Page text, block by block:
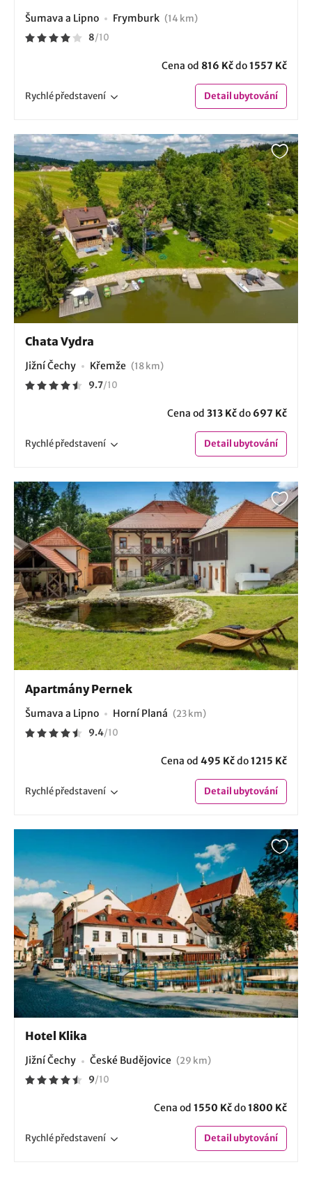
Šumava a Lipno Frymburk (14 km)
8/10
Cena od 816 Kčdo1557 Kč
Rychlépředstavení Detailubytování
Chata Vydra
Jižní Čechy Křemže (18 km)
9.7/10
Cena od 313 Kčdo 697 Kč
Rychlépředstavení Detailubytování
Apartmány Pernek
Šumava a Lipno Horní Planá (23 km)
9.4/10
Cena od 495 Kčdo1215 Kč
Rychlépředstavení Detailubytování
Hotel Klika
Jižní Čechy České Budějovice (29 km)
9/10
Cena od 1550 Kčdo1800 Kč
Rychlépředstavení Detailubytování